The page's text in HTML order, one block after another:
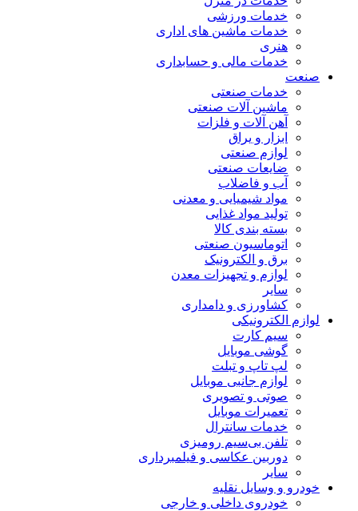
خدمات ورزشی
خدمات ماشین های اداری
هنری
خدمات مالی و حسابداری
صنعت
خدمات صنعتی
ماشین آلات صنعتی
آهن آلات و فلزات
ابزار و یراق
لوازم صنعتی
ضایعات صنعتی
آب و فاضلاب
مواد شیمیایی و معدنی
تولید مواد غذایی
بسته بندی کالا
اتوماسیون صنعتی
برق و الکترونیک
لوازم و تجهیزات معدن
سایر
کشاورزی و دامداری
لوازم الکترونیکی
سیم کارت
گوشی موبایل
لپ تاپ و تبلت
لوازم جانبی موبایل
صوتی و تصویری
تعمیرات موبایل
خدمات سانترال
تلفن بی‌سیم رومیزی
دوربین عکاسی و فیلمبرداری
سایر
خودرو و وسایل نقلیه
خودروی داخلی و خارجی